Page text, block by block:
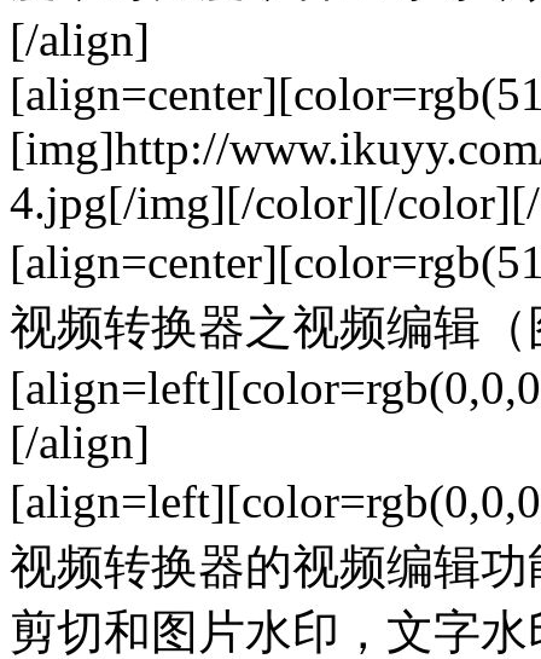
[/align]
[img]http://
4.jpg[/img][/color][/
视频转换器之视频编辑
[/align]
视频转换器的视频编辑
剪切和图片水印，文字